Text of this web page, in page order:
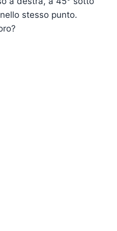
stesso punto.